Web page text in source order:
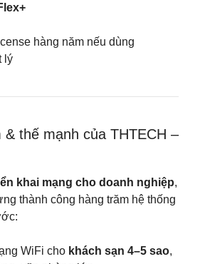
hàng năm nếu dùng
lý
& thế mạnh của THTECH –
khai mạng cho doanh nghiệp,
thành công hàng trăm hệ thống
WiFi cho khách sạn 4–5 sao,